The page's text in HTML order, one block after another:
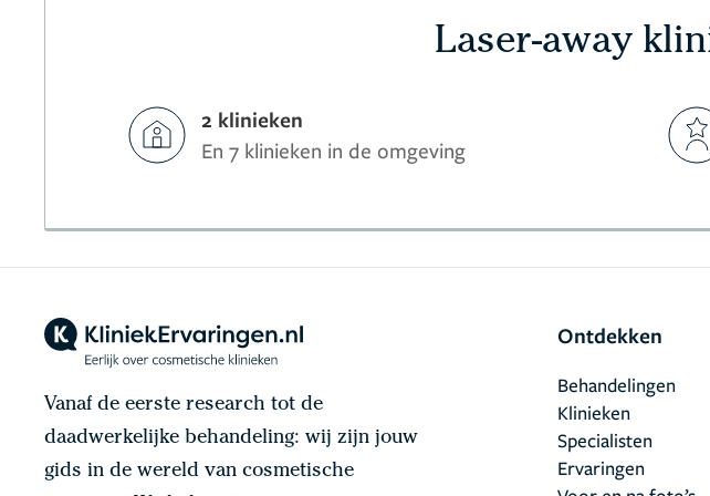
Laser-away
2 klinieken
En 7 klinieken in de omgeving
Vanaf de eerste research tot de
daadwerkelijke behandeling: wij zijn jouw
gids in de wereld van cosmetische
Ontdekken
Behandelingen
Klinieken
Specialisten
Ervaringen